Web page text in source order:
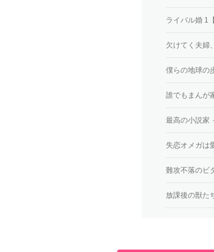
ライバル婚 1
欠けてく夫婦
僕らの地球の
誰でもまんが
最高の小説家
失恋オメガは
難攻不落のビ
放課後の獣た